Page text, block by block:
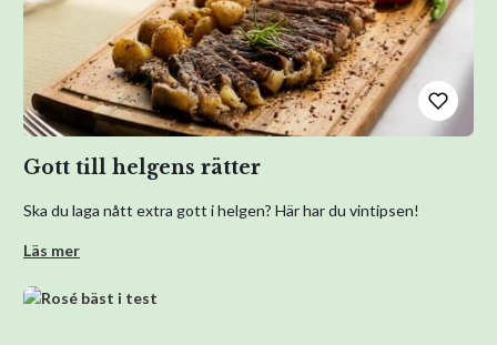
Gott till helgens rätter
Ska du laga nått extra gott i helgen? Här har du vintipsen!
Läs mer